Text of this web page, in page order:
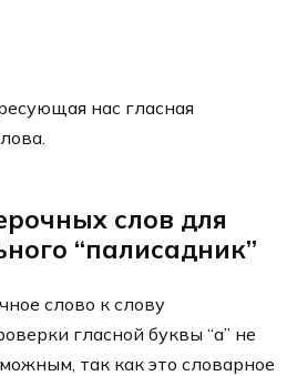
нас гласная
слов для
“палисадник”
слово к слову
гласной буквы “а” не
так как это словарное